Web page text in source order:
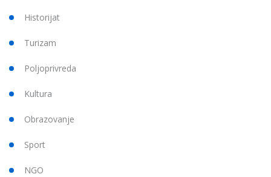
Historijat
Turizam
Poljoprivreda
Kultura
Obrazovanje
Sport
NGO